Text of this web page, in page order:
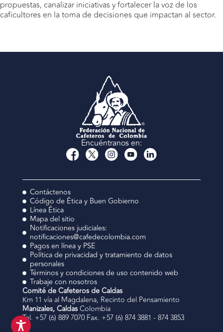
propuestas, canalizar iniciativas y fortalecer la voz de los
caficultores en la toma de decisiones que impactan al sector.
Encuéntranos en:
Contáctenos
Código de Ética y Buen Gobierno
Línea Ética
Mapa del sitio
Notificaciones judiciales:
notificaciones@cafedecolombia.com
Pagos en línea y PSE
Política de privacidad y tratamiento de datos
personales
Términos y condiciones de uso contenido web
Trabaje con nosotros
Comité de Cafeteros de Caldas
Km 11 vía al Magdalena, Recinto del Pensamiento
Manizales, CaldasColombia
Tel. +57 (6) 889 7070 Fax. +57 (6) 874 3881 - 874 3853